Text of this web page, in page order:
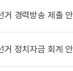
거 경력방송 제출
거 정치자금 회계